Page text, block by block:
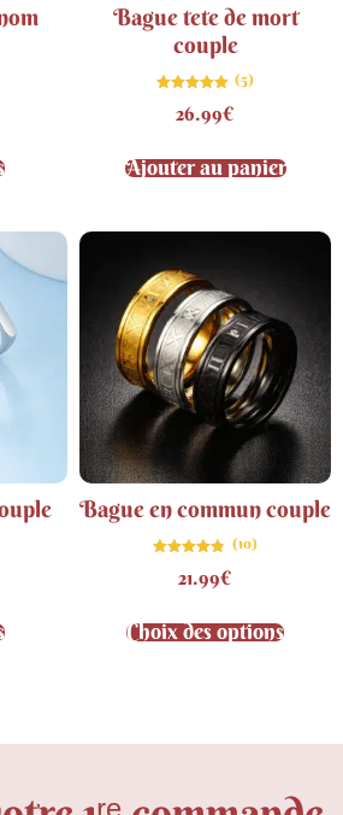
Bague tete de mort
couple
5.00
sur 5
(5)
26.99€
Ajouter au panier
Bague en commun couple
4.80
sur 5
(10)
21.99€
Choix des options